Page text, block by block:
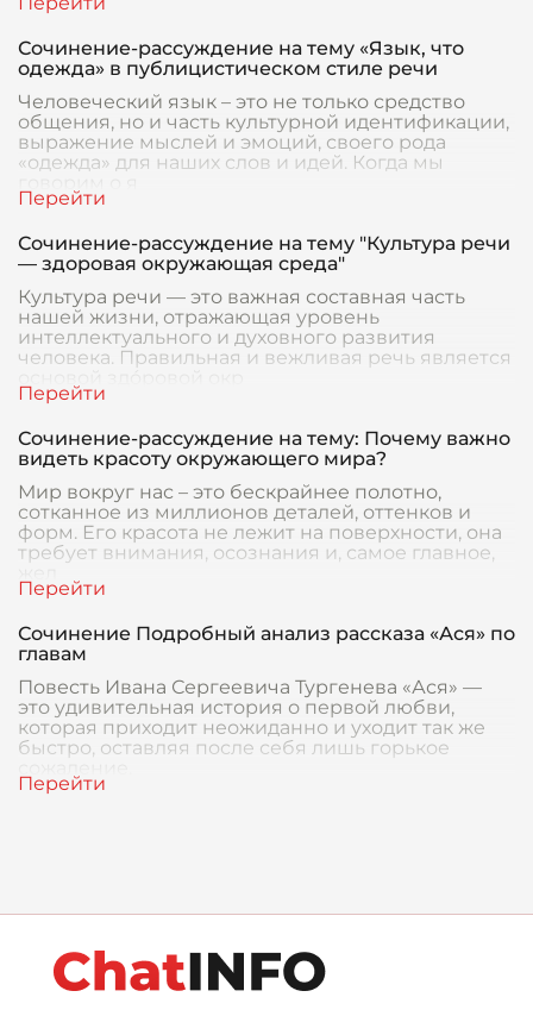
Сочинение-рассуждение на тему «Язык, что
одежда» в публицистическом стиле речи
Человеческий язык – это не только средство
общения, но и часть культурной идентификации,
выражение мыслей и эмоций, своего рода
«одежда» для наших слов и идей. Когда мы
Сочинение-рассуждение на тему "Культура речи
— здоровая окружающая среда"
Культура речи — это важная составная часть
нашей жизни, отражающая уровень
интеллектуального и духовного развития
человека. Правильная и вежливая речь является
Сочинение-рассуждение на тему: Почему важно
видеть красоту окружающего мира?
Мир вокруг нас – это бескрайнее полотно,
сотканное из миллионов деталей, оттенков и
форм. Его красота не лежит на поверхности, она
требует внимания, осознания и, самое главное,
Сочинение Подробный анализ рассказа «Ася» по
главам
Повесть Ивана Сергеевича Тургенева «Ася» —
это удивительная история о первой любви,
которая приходит неожиданно и уходит так же
быстро, оставляя после себя лишь горькое